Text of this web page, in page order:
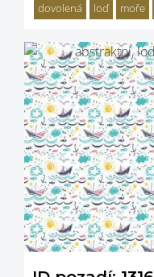
dovolená loď moře